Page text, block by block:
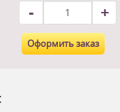
- +
Оформить заказ